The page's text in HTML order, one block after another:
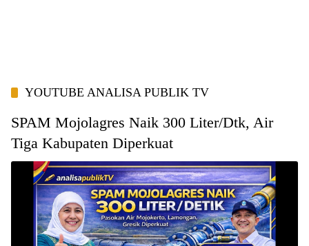
YOUTUBE ANALISA PUBLIK TV
SPAM Mojolagres Naik 300 Liter/Dtk, Air
Tiga Kabupaten Diperkuat